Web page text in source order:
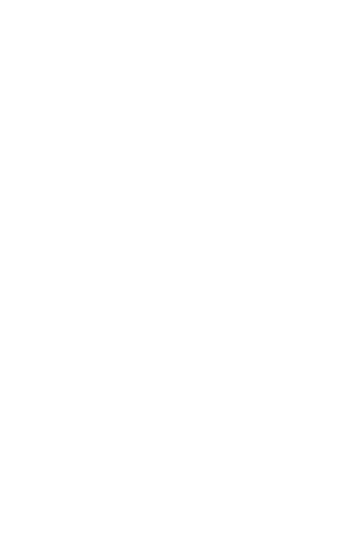
départ idéal pour des balades à
originales comme les
les villages perchés tels que
», suivi d’animations familiales et
découvertes se mêlent
dans tout le camping